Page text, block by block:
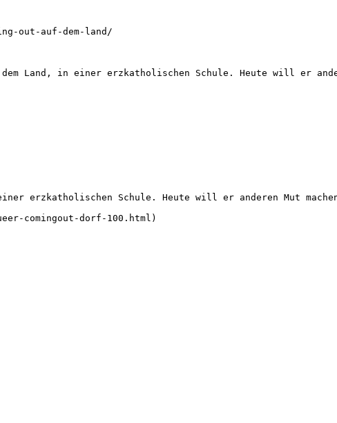
out-auf-dem-land/
Land, in einer erzkatholischen Schule. Heute will er
erzkatholischen Schule. Heute will er anderen Mut
comingout-dorf-100.html)